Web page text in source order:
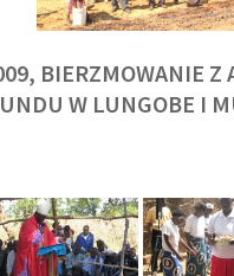
BIERZMOWANIE Z
W LUNGOBE I